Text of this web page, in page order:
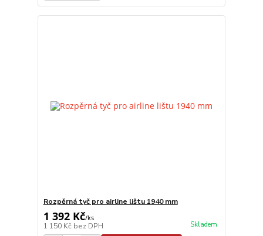
Rozpěrná tyč pro airline lištu 1940 mm
1 392 Kč/ks
1 150 Kč bez DPH Skladem